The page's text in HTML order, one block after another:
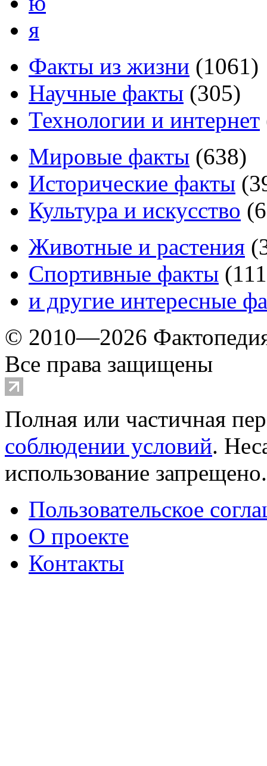
я
Факты из жизни (1061)
Научные факты (305)
Технологии и интернет
Мировые факты (638)
Исторические факты (
Культура и искусство (
Животные и растения (
Спортивные факты (111
и другие интересные
© 2010—2026
Все права защищены
Полная или частичная
соблюдении условий.
использование
Пользовательское
О проекте
Контакты